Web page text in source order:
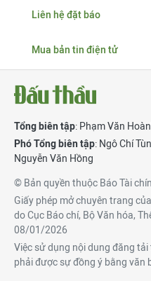
Liên hệ đặt báo
Mua bản tin điện tử
Tổng biên tập: Phạm Văn
Phó Tổng biên tập: Ngô Chí
Nguyễn Văn Hồng
© Bản quyền thuộc Báo Tài
Giấy phép mở chuyên trang
do Cục Báo chí, Bộ Văn hóa,
08/01/2026
Việc sử dụng nội dung đăng
phải được sự đồng ý bằng văn